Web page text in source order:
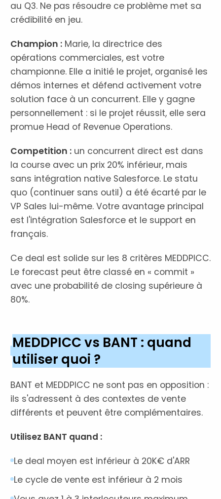
au Q3. Ne pas résoudre ce problème met sa
crédibilité en jeu.
Champion : Marie, la directrice des
opérations commerciales, est votre
championne. Elle a initié le projet, organisé les
démos internes et défend activement votre
solution face à un concurrent. Elle y gagne
personnellement : si le projet réussit, elle sera
promue Head of Revenue Operations.
Competition : un concurrent direct est dans
la course avec un prix 20% inférieur, mais
sans intégration native Salesforce. Le statu
quo (continuer sans outil) a été écarté par le
VP Sales lui-même. Votre avantage principal
est l'intégration Salesforce et le support en
français.
Ce deal est solide sur les 8 critères MEDDPICC.
Le forecast peut être classé en « commit »
avec une probabilité de closing supérieure à
80%.
MEDDPICC vs BANT : quand
utiliser quoi ?
BANT et MEDDPICC ne sont pas en opposition :
ils s'adressent à des contextes de vente
différents et peuvent être complémentaires.
Utilisez BANT quand :
Le deal moyen est inférieur à 20K€ d'ARR
Le cycle de vente est inférieur à 2 mois